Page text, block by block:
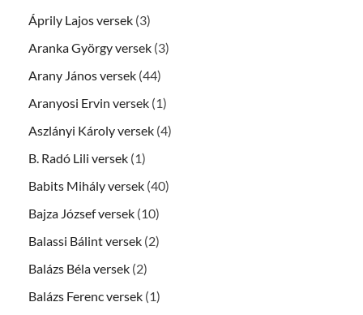
Áprily Lajos versek (3)
Aranka György versek (3)
Arany János versek (44)
Aranyosi Ervin versek (1)
Aszlányi Károly versek (4)
B. Radó Lili versek (1)
Babits Mihály versek (40)
Bajza József versek (10)
Balassi Bálint versek (2)
Balázs Béla versek (2)
Balázs Ferenc versek (1)